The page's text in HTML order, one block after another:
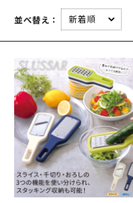
並べ替え：